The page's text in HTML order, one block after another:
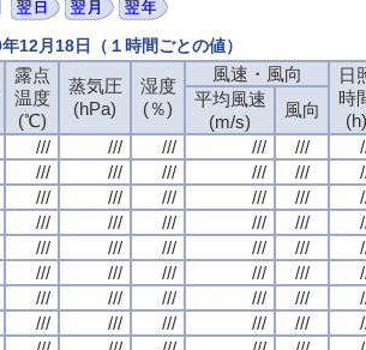
12月18日（１時間ごとの値）
露点
温度
(℃)
蒸気圧
(hPa)
湿度
(％)
風速・風向
日
時
(h)
平均風速
(m/s)
風向
/// /// /// /// ///
/// /// /// /// ///
/// /// /// /// ///
/// /// /// /// ///
/// /// /// /// ///
/// /// /// /// ///
/// /// /// /// ///
/// /// /// /// ///